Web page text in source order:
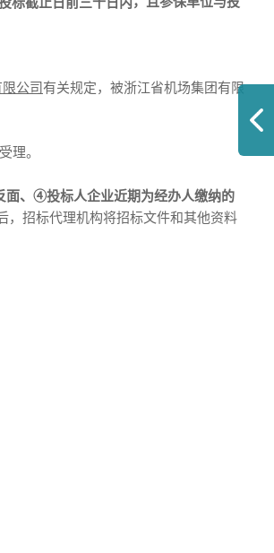
公司 有关规定，被浙江省机场集团有限
理。
、④投标人企业近期为经办人缴纳的
，招标代理机构将招标文件和其他资料